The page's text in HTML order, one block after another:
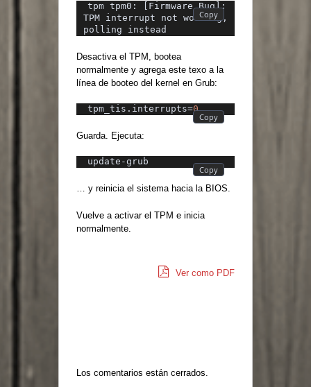
tpm tpm0: [Firmware Bug]:
TPM interrupt not working,
polling instead
Desactiva el TPM, bootea
normalmente y agrega este texo a la
línea de booteo del kernel en Grub:
tpm_tis.interrupts=0
Guarda. Ejecuta:
update-grub
… y reinicia el sistema hacia la BIOS.
Vuelve a activar el TPM e inicia
normalmente.
Ver como PDF
Los comentarios están cerrados.